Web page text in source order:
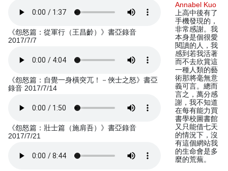
《怨怒篇：從軍行（王昌齡）》書亞錄音
2017/7/7
《怨怒篇：自覺一身橫突兀！－俠士之怒》書亞
錄音 2017/7/14
《怨怒篇：壯士篇（施肩吾）》書亞錄音
2017/7/21
Annabel Kuo
上高中後有了
手機發現的，
非常感謝。我
本身是個很愛
閱讀的人，我
感到若我活著
而不去欣賞這
一種人類的藝
術那將毫無意
義可言。總而
言之，萬分感
謝，我不知道
在每有能力買
書學校圖書館
又只能借七天
的情況下，沒
有這個網站我
的生命會是多
麼的荒蕪。